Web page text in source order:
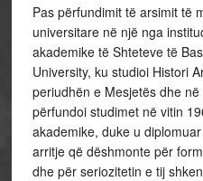
Pas përfundimit të arsimit të
universitare në një nga
akademike të Shteteve të
University, ku studioi Histori
periudhën e Mesjetës dhe
përfundoi studimet në vitin
akademike, duke u
arritje që dëshmonte për
dhe për seriozitetin e tij